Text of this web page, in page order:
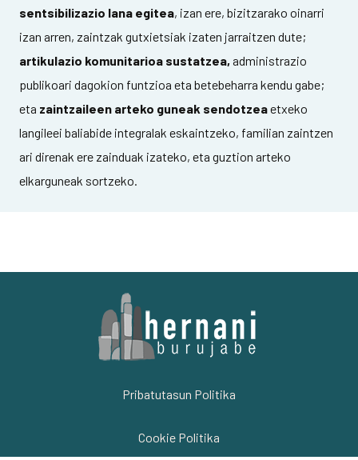
sentsibilizazio lana egitea, izan ere, bizitzarako oinarri
izan arren, zaintzak gutxietsiak izaten jarraitzen dute;
artikulazio komunitarioa sustatzea, administrazio
publikoari dagokion funtzioa eta betebeharra kendu gabe;
eta zaintzaileen arteko guneak sendotzeaetxeko
langileei baliabide integralak eskaintzeko, familian zaintzen
ari direnak ere zainduak izateko, eta guztion arteko
elkarguneak sortzeko.
Pribatutasun Politika
Cookie Politika